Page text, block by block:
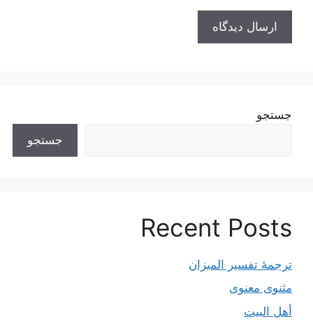
جستجو
جستجو
Recent Posts
ترجمۀ تفسیر المیزان
مثنوی معنوی
أهل البيت